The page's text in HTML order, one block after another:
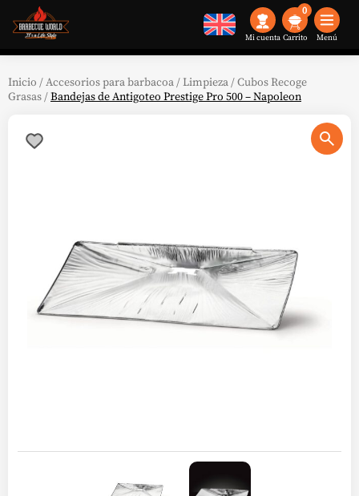
Mi cuenta
0
Menú
Inicio /Accesorios para barbacoa /Limpieza /Cubos Recoge
Grasas /Bandejas de Antigoteo Prestige Pro 500 – Napoleon